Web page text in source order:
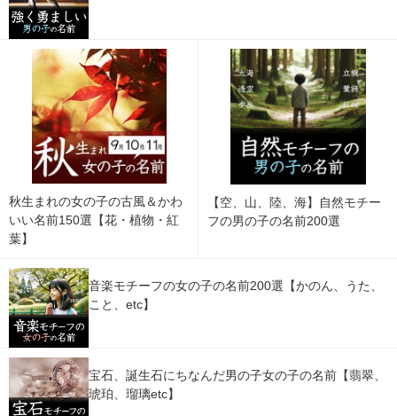
秋生まれの女の子の古風＆かわ
いい名前150選【花・植物・紅
葉】
【空、山、陸、海】自然モチー
フの男の子の名前200選
音楽モチーフの女の子の名前200選【かのん、うた、
こと、etc】
宝石、誕生石にちなんだ男の子女の子の名前【翡翠、
琥珀、瑠璃etc】